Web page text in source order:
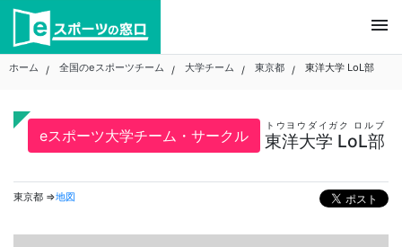
Skip
content
menu
ホーム 全国のeスポーツチーム 大学チーム 東京都 東洋大学 LoL部
eスポーツ大学チーム・サークル 東洋大学 LoL部
トウヨウダイガク ロルブ
東京都 ⇒地図